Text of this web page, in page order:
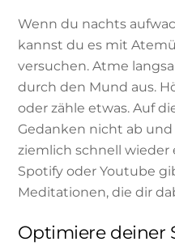
Wenn du nachts
kannst du es mit
versuchen. Atme
durch den Mund aus.
oder zähle etwas. Auf
Gedanken nicht ab
ziemlich schnell wieder
Spotify oder Youtube
Meditationen, die dir
Optimiere deiner